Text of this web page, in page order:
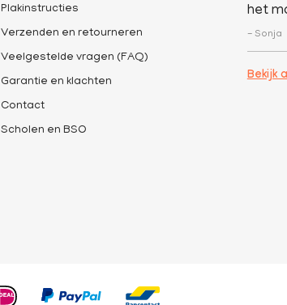
Plakinstructies
Verzenden en retourneren
Veelgestelde vragen (FAQ)
Garantie en klachten
Contact
Scholen en BSO
het
- Sonja
Bekijk